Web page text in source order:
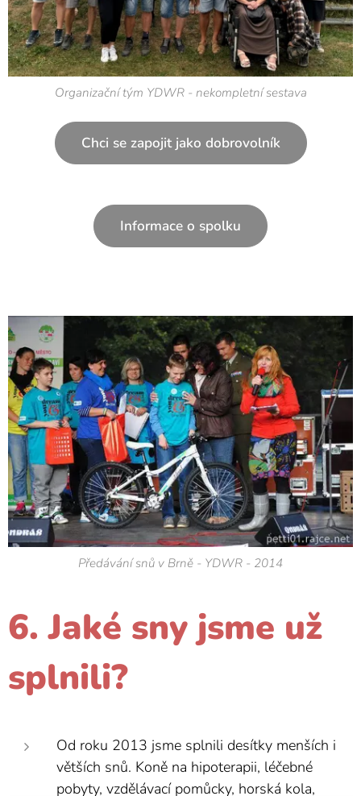
Organizační tým YDWR - nekompletní sestava
Chci se zapojit jako dobrovolník
Informace o spolku
Předávání snů v Brně - YDWR - 2014
6. Jaké sny jsme už
splnili?
Od roku 2013 jsme splnili desítky menších i
větších snů. Koně na hipoterapii, léčebné
pobyty, vzdělávací pomůcky, horská kola,